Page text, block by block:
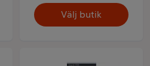
Välj butik